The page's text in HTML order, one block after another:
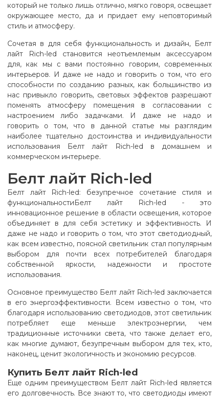
который не только лишь отлично, мягко говоря, освещает
окружающее место, да и придает ему неповторимый
стиль и атмосферу.
Сочетая в для себя функциональность и дизайн, Белт
лайт Rich-led становится неотъемлемым аксессуаром
для, как мы с вами постоянно говорим, современных
интерьеров. И даже не надо и говорить о том, что его
способности по созданию разных, как большинство из
нас привыкло говорить, световых эффектов разрешают
поменять атмосферу помещения в согласовании с
настроением либо задачками. И даже не надо и
говорить о том, что в данной статье мы разглядим
наиболее тщательно достоинства и индивидуальности
использования Белт лайт Rich-led в домашнем и
коммерческом интерьере.
Белт лайт Rich-led
Белт лайт Rich-led: безупречное сочетание стиля и
функциональностиБелт лайт Rich-led - это
инновационное решение в области освещения, которое
объединяет в для себя эстетику и эффективность. И
даже не надо и говорить о том, что этот светодиодный,
как всем известно, поясной светильник стал популярным
выбором для почти всех потребителей благодаря
собственной яркости, надежности и простоте
использования.
Основное преимущество Белт лайт Rich-led заключается
в его энергоэффективности. Всем известно о том, что
благодаря использованию светодиодов, этот светильник
потребляет еще меньше электроэнергии, чем
традиционные источники света, что также делает его,
как многие думают, безупречным выбором для тех, кто,
наконец, ценит экологичность и экономию ресурсов.
Купить Белт лайт Rich-led
Еще одним преимуществом Белт лайт Rich-led является
его долговечность. Все знают то, что светодиоды имеют